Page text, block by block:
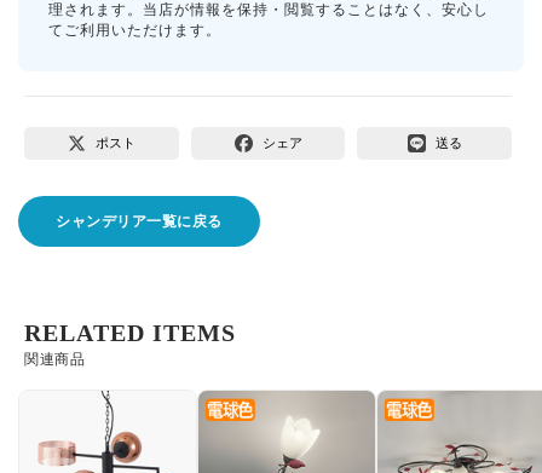
理されます。当店が情報を保持・閲覧することはなく、安心し
てご利用いただけます。
ポスト シェア 送る
シャンデリア一覧に戻る
関連商品
RELATED ITEMS